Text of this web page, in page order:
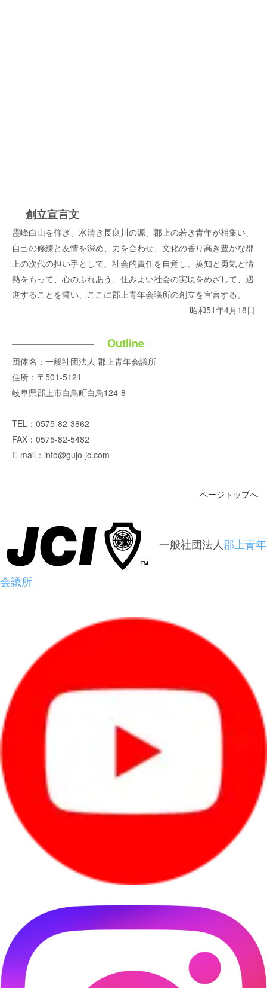
創立宣言文
霊峰白山を仰ぎ、水清き長良川の源、郡上の若き青年が相集い、
自己の修練と友情を深め、力を合わせ、文化の香り高き豊かな郡
上の次代の担い手として、 社会的責任を自覚し、英知と勇気と情
熱をもって、心のふれあう、住みよい社会の実現をめざして、遇
進することを誓い、ここに郡上青年会議所の創立を宣言する。
昭和51年4月18日
Outline
団体名：一般社団法人 郡上青年会議所
住所：〒501-5121
岐阜県郡上市白鳥町白鳥124-8
TEL：0575-82-3862
FAX：0575-82-5482
E-mail：info@gujo-jc.com
ページトップへ
一般社団法人郡上青年
会議所